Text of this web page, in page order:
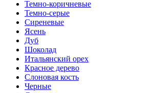
Темно-коричневые
Темно-серые
Сиреневые
Ясень
Дуб
Шоколад
Итальянский орех
Красное дерево
Слоновая кость
Черные